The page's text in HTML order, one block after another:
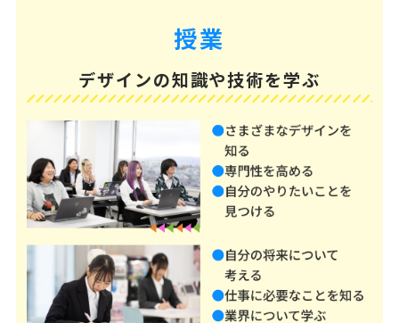
授業
デザインの知識や技術を学ぶ